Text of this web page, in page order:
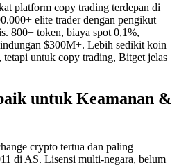
platform copy trading terdepan di
elite trader dengan pengikut
800+ token, biaya spot 0,1%,
$300M+. Lebih sedikit koin
untuk copy trading, Bitget jelas
untuk Keamanan &
crypto tertua dan paling
di AS. Lisensi multi-negara, belum